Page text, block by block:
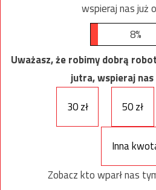
wspieraj nas już
8%
Uważasz, że robimy dobrą
jutra, wspieraj
30 zł
50 zł
Inna
Zobacz kto wparł nas